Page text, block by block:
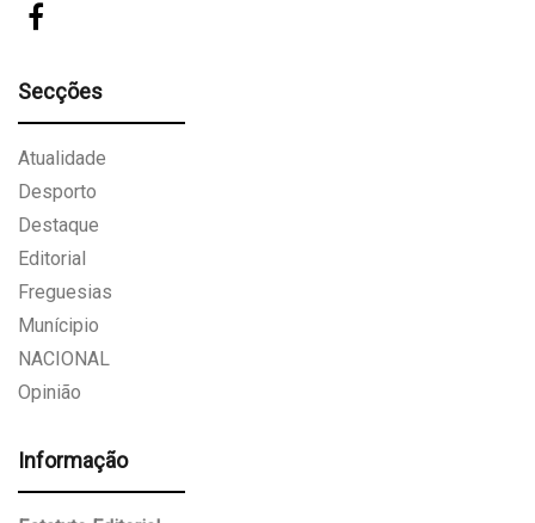
Secções
Atualidade
Desporto
Destaque
Editorial
Freguesias
Munícipio
NACIONAL
Opinião
Informação